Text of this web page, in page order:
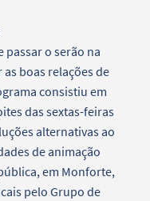
passar o serão na
boas relações de
consistiu em
das sextas-feiras
alternativas ao
de animação
em Monforte,
pelo Grupo de